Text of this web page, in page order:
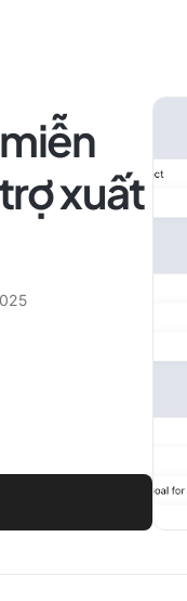
xuất